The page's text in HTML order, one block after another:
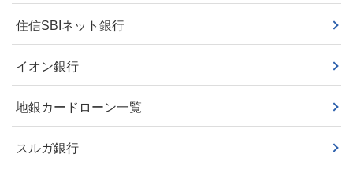
住信SBIネット銀行
イオン銀行
地銀カードローン一覧
スルガ銀行